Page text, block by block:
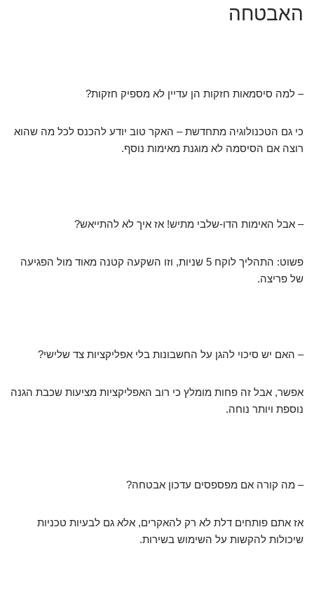
האבטחה
– למה סיסמאות חזקות הן עדיין לא מספיק חזקות?
כי גם הטכנולוגיה מתחדשת – האקר טוב יודע להכנס לכל מה שהוא
רוצה אם הסיסמה לא מוגנת מאימות נוסף.
– אבל האימות הדו-שלבי מתיש! אז איך לא להתייאש?
פשוט: התהליך לוקח 5 שניות, וזו השקעה קטנה מאוד מול הפגיעה
של פריצה.
– האם יש סיכוי להגן על החשבונות בלי אפליקציות צד שלישי?
אפשר, אבל זה פחות מומלץ כי רוב האפליקציות מציעות שכבת הגנה
נוספת ויותר נוחה.
– מה קורה אם מפספסים עדכון אבטחה?
אז אתם פותחים דלת לא רק להאקרים, אלא גם לבעיות טכניות
שיכולות להקשות על השימוש בשירות.